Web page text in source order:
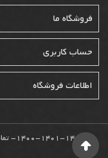
فروشگاه ما
حساب کاربری
اطلاعات فروشگاه
©